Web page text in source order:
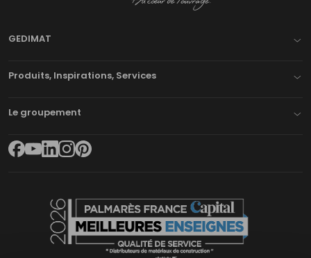
GEDIMAT
Produits, Inspirations, Services
Le groupement